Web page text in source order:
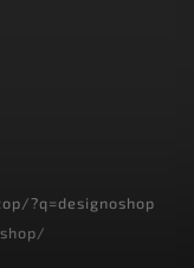
?q=designoshop